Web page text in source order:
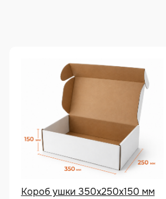
Короб ушки 350х250х150 мм